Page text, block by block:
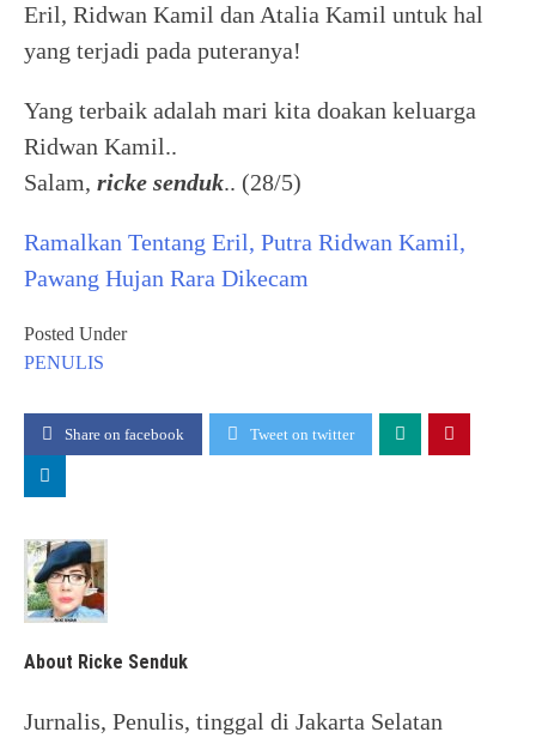
Eril, Ridwan Kamil dan Atalia Kamil untuk hal
yang terjadi pada puteranya!
Yang terbaik adalah mari kita doakan keluarga
Ridwan Kamil..
Salam, ricke senduk.. (28/5)
Ramalkan Tentang Eril, Putra Ridwan Kamil,
Pawang Hujan Rara Dikecam
Posted Under
PENULIS
Share on facebook Tweet on twitter
About Ricke Senduk
Jurnalis, Penulis, tinggal di Jakarta Selatan